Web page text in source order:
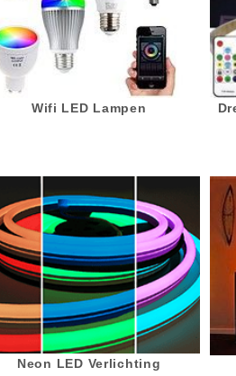
Wifi LED Lampen
Neon LED Verlichting